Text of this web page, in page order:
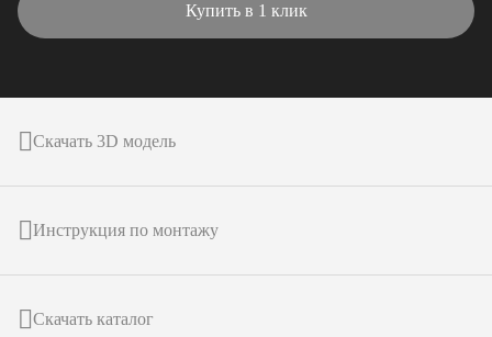
Купить в 1 клик
Скачать 3D модель
Инструкция по монтажу
Скачать каталог